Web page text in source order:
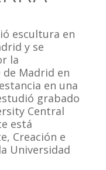
escultura en
y se
la
Madrid en
en una
grabado
Central
está
Creación e
Universidad